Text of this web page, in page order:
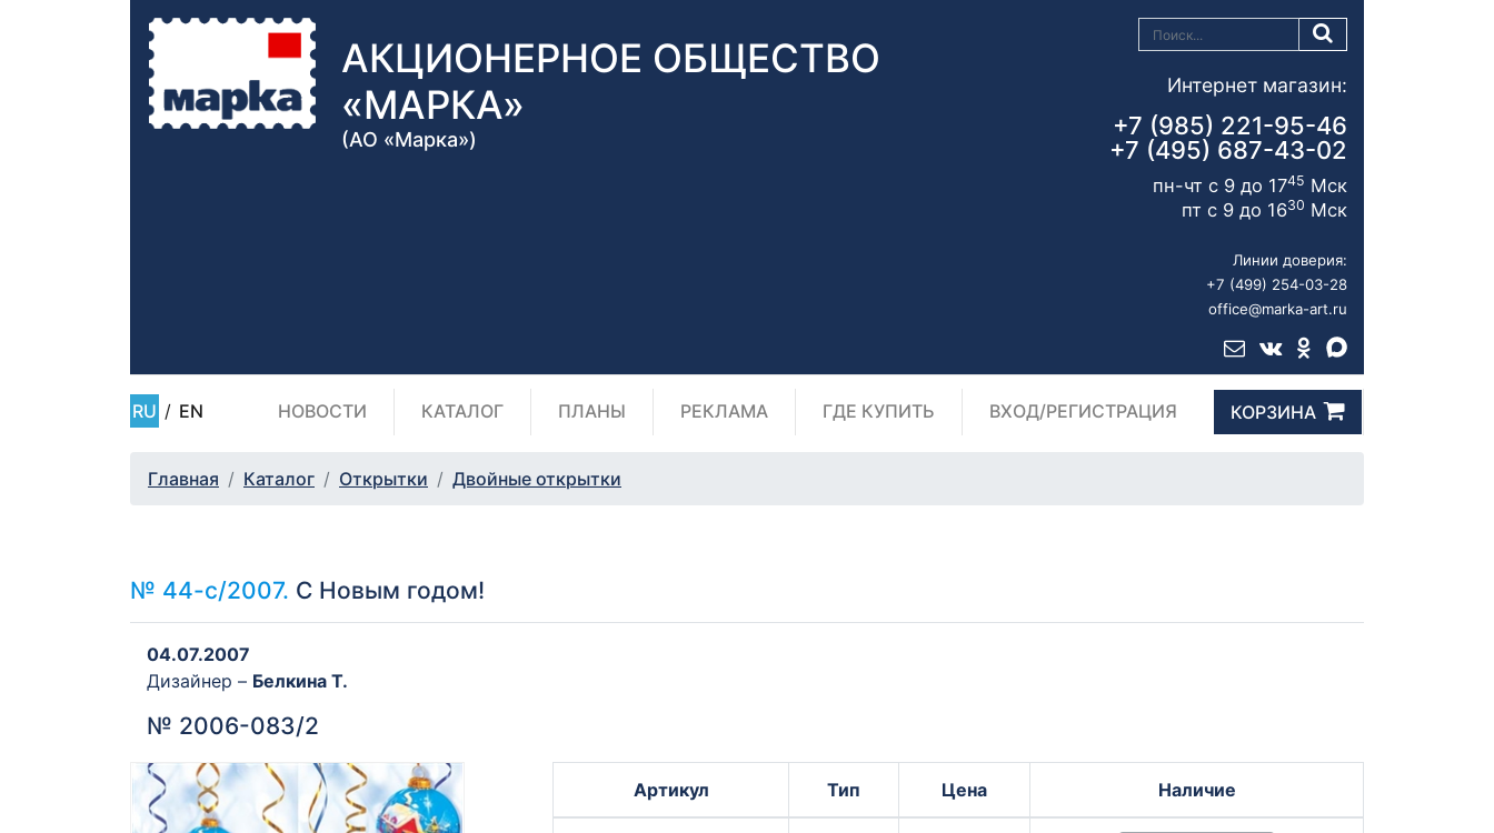
АКЦИОНЕРНОЕ ОБЩЕСТВО
«МАРКА»
(АО «Марка»)
Интернет магазин:
+7 (985) 221-95-46
+7 (495) 687-43-02
пн-чт с 9 до 1745 Мск
пт с 9 до 1630 Мск
Линии доверия:
+7 (499) 254-03-28
office@marka-art.ru
RU / EN НОВОСТИ КАТАЛОГ ПЛАНЫ РЕКЛАМА ГДЕ КУПИТЬ ВХОД/РЕГИСТРАЦИЯ КОРЗИНА
Главная Каталог Открытки Двойные открытки
№ 44-с/2007. С Новым годом!
04.07.2007
Дизайнер – Белкина Т.
№ 2006-083/2
Артикул Тип Цена Наличие